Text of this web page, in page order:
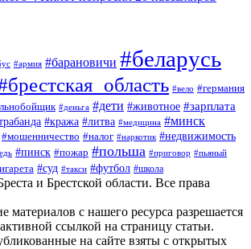
#армия #барановичи #беларусь
#вело #германия
#деньга #дети #животное #зарплата
#кража #литва #медицина #минск
#мошенничество #налог #наркотик #недвижимость
#пинск #пожар #польша #приговор #пьяный
#суд #такси #футбол #школа
и Брестской области. Все права
материалов с нашего ресурса разрешается
ссылкой на страницу статьи.
на сайте взяты с открытых